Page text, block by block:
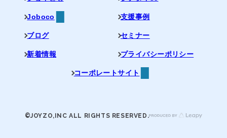
Joboco 支援事例
ブログ セミナー
新着情報 プライバシーポリシー
コーポレートサイト
©JOYZO,INC ALL RIGHTS RESERVED.